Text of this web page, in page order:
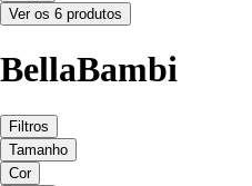
Ver os 6 produtos
BellaBambi
Filtros
Tamanho
Cor